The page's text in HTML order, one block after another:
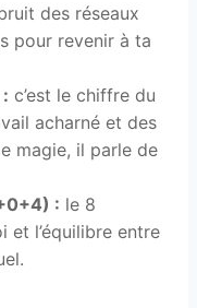
des réseaux
pour revenir à ta
c’est le chiffre du
acharné et des
magie, il parle de
: le 8
et l’équilibre entre